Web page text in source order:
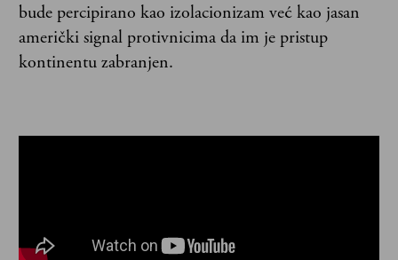
bude percipirano kao izolacionizam već kao jasan
američki signal protivnicima da im je pristup
kontinentu zabranjen.